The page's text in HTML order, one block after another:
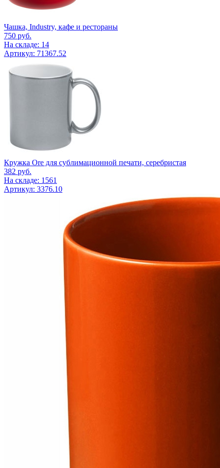
Чашка, Industry, кафе и рестораны
750 руб.
На складе: 14
Артикул: 71367.52
Кружка Ore для сублимационной печати, серебристая
382 руб.
На складе: 1561
Артикул: 3376.10